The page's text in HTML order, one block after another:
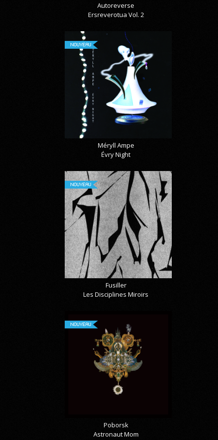
Autoreverse
Ersreverotua Vol. 2
NOUVEAU
Méryll Ampe
Évry Night
NOUVEAU
Fusiller
Les Disciplines Miroirs
NOUVEAU
Poborsk
Astronaut Mom